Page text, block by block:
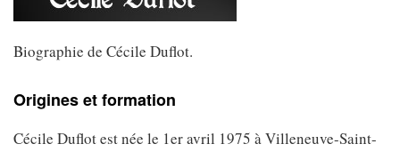
Biographie de Cécile Duflot.
Origines et formation
Cécile Duflot est née le 1er avril 1975 à Villeneuve-Saint-